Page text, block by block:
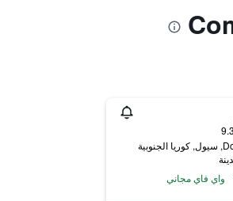
واي فاي مجاني